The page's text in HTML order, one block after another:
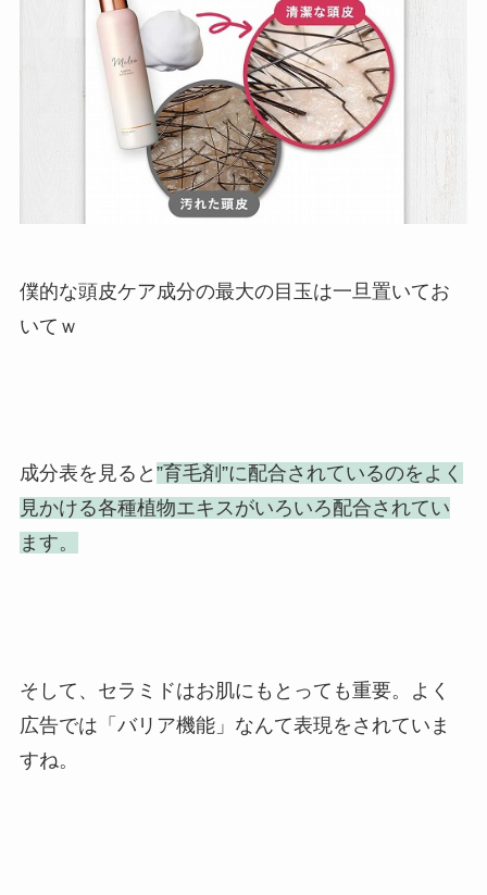
僕的な頭皮ケア成分の最大の目玉は一旦置いてお
いてｗ
成分表を見ると ”育毛剤”に配合されているのをよく
見かける各種植物エキスがいろいろ配合されてい
ます。
そして、セラミドはお肌にもとっても重要。よく
広告では「バリア機能」なんて表現をされていま
すね。